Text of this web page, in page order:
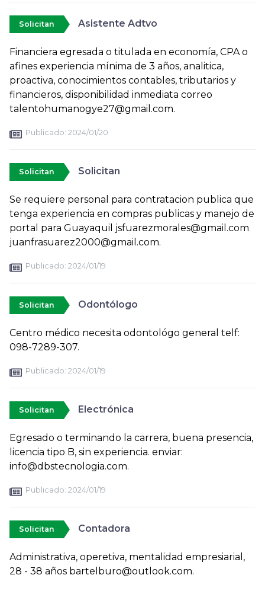
Solicitan Asistente Adtvo
Financiera egresada o titulada en economía, CPA o
afines experiencia mínima de 3 años, analitica,
proactiva, conocimientos contables, tributarios y
financieros, disponibilidad inmediata correo
talentohumanogye27@gmail.com.
Publicado: 2024/01/20
Solicitan Solicitan
Se requiere personal para contratacion publica que
tenga experiencia en compras publicas y manejo de
portal para Guayaquil jsfuarezmorales@gmail.com
juanfrasuarez2000@gmail.com.
Publicado: 2024/01/19
Solicitan Odontólogo
Centro médico necesita odontológo general telf:
098-7289-307.
Publicado: 2024/01/19
Solicitan Electrónica
Egresado o terminando la carrera, buena presencia,
licencia tipo B, sin experiencia. enviar:
info@dbstecnologia.com.
Publicado: 2024/01/19
Solicitan Contadora
Administrativa, operetiva, mentalidad empresiarial,
28 - 38 años bartelburo@outlook.com.